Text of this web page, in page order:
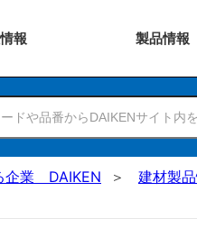
情報 製品情報
企業 DAIKEN 建材製